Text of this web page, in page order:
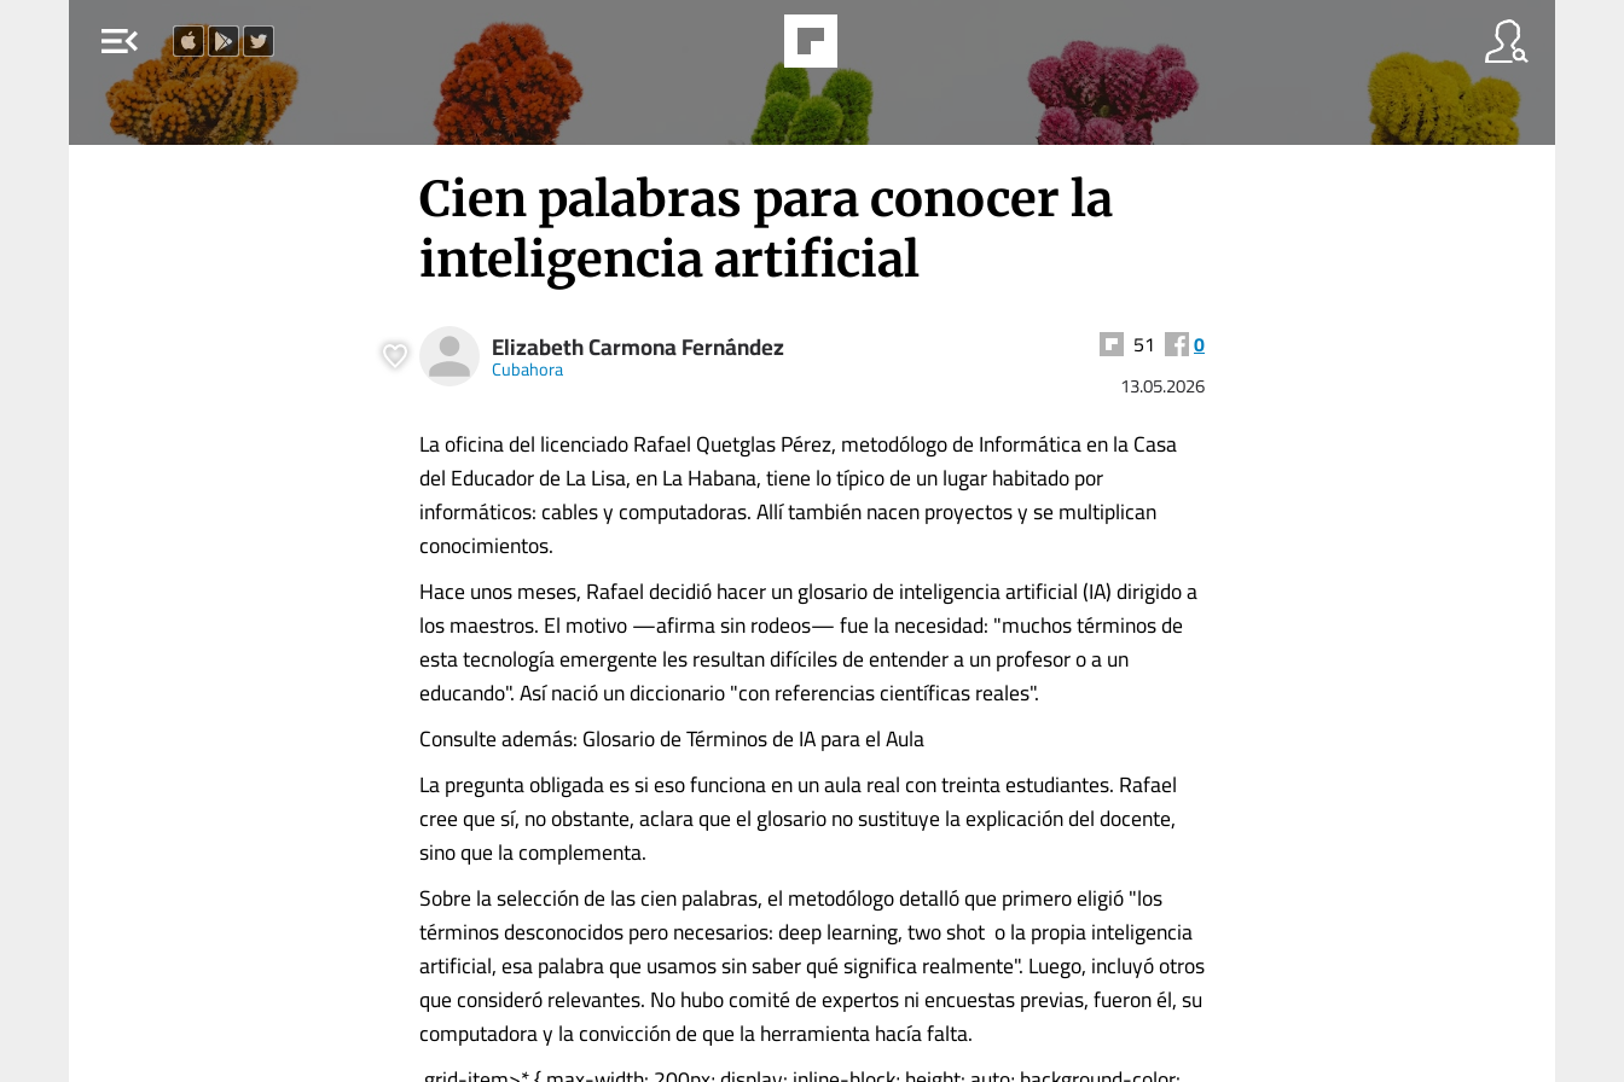
menu_open
Cien palabras para conocer la
inteligencia artificial
Elizabeth Carmona Fernández
Cubahora
51 0
13.05.2026
La oficina del licenciado Rafael Quetglas Pérez, metodólogo de Informática en la Casa
del Educador de La Lisa, en La Habana, tiene lo típico de un lugar habitado por
informáticos: cables y computadoras. Allí también nacen proyectos y se multiplican
conocimientos.
Hace unos meses, Rafael decidió hacer un glosario de inteligencia artificial (IA) dirigido a
los maestros. El motivo —afirma sin rodeos— fue la necesidad: "muchos términos de
esta tecnología emergente les resultan difíciles de entender a un profesor o a un
educando". Así nació un diccionario "con referencias científicas reales".
Consulte además: Glosario de Términos de IA para el Aula
La pregunta obligada es si eso funciona en un aula real con treinta estudiantes. Rafael
cree que sí, no obstante, aclara que el glosario no sustituye la explicación del docente,
sino que la complementa.
Sobre la selección de las cien palabras, el metodólogo detalló que primero eligió "los
términos desconocidos pero necesarios: deep learning, two shot o la propia inteligencia
artificial, esa palabra que usamos sin saber qué significa realmente". Luego, incluyó otros
que consideró relevantes. No hubo comité de expertos ni encuestas previas, fueron él, su
computadora y la convicción de que la herramienta hacía falta.